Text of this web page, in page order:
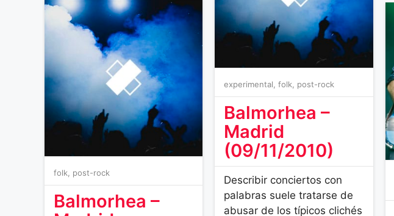
experimental,folk, post-rock
Balmorhea –
Madrid
(09/11/2010)
Describir conciertos con
palabras suele tratarse de
abusar de los típicos clichés
folk, post-rock
Balmorhea –